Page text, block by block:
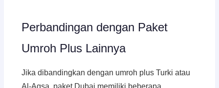
Perbandingan dengan Paket
Umroh Plus Lainnya
Jika dibandingkan dengan umroh plus Turki atau